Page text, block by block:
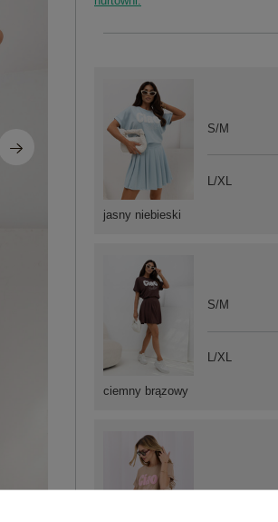
jasny niebieski
S/M
L/XL
ciemny brązowy
S/M
L/XL